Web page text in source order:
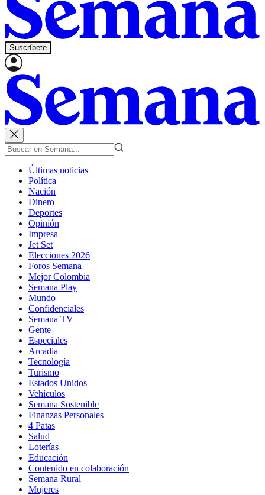
Suscríbete
Últimas noticias
Política
Nación
Dinero
Deportes
Opinión
Impresa
Jet Set
Elecciones 2026
Foros Semana
Mejor Colombia
Semana Play
Mundo
Confidenciales
Semana TV
Gente
Especiales
Arcadia
Tecnología
Turismo
Estados Unidos
Vehículos
Semana Sostenible
Finanzas Personales
4 Patas
Salud
Loterías
Educación
Contenido en colaboración
Semana Rural
Mujeres